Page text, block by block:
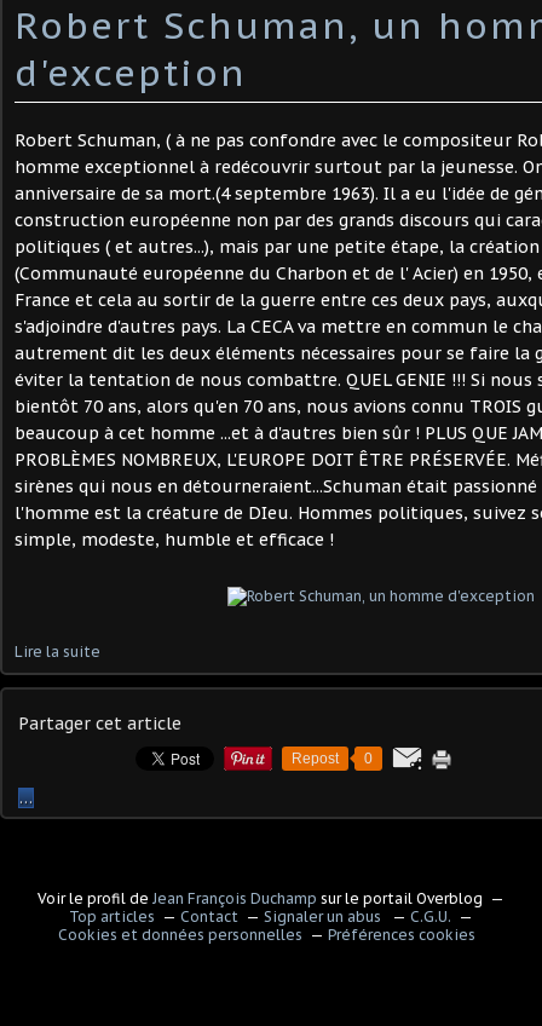
Robert Schuman, un
d'exception
Robert Schuman, ( à ne pas confondre avec le compositeur
homme exceptionnel à redécouvrir surtout par la jeunesse.
anniversaire de sa mort.(4 septembre 1963). Il a eu l'idée de
construction européenne non par des grands discours qui
politiques ( et autres...), mais par une petite étape, la création
(Communauté européenne du Charbon et de l' Acier) en
France et cela au sortir de la guerre entre ces deux pays,
s'adjoindre d'autres pays. La CECA va mettre en commun le
autrement dit les deux éléments nécessaires pour se faire la
éviter la tentation de nous combattre. QUEL GENIE !!! Si nous
bientôt 70 ans, alors qu'en 70 ans, nous avions connu TROIS
beaucoup à cet homme ...et à d'autres bien sûr ! PLUS QUE
PROBLÈMES NOMBREUX, L'EUROPE DOIT ÊTRE PRÉSERVÉE.
sirènes qui nous en détourneraient...Schuman était
l'homme est la créature de DIeu. Hommes politiques, suivez
simple, modeste, humble et efficace !
Lire la suite
Partager cet article
Repost 0
…
Voir le profil de Jean François Duchamp sur le portail Overblog
Top articles
Contact Signaler un abus
C.G.U.
Cookies et données personnelles
Préférences cookies